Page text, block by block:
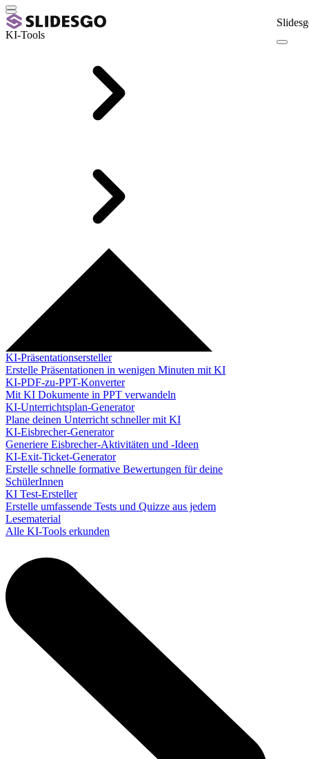
KI-Tools
KI-Präsentationsersteller
Erstelle Präsentationen in wenigen Minuten mit KI
KI-PDF-zu-PPT-Konverter
Mit KI Dokumente in PPT verwandeln
KI-Unterrichtsplan-Generator
Plane deinen Unterricht schneller mit KI
KI-Eisbrecher-Generator
Generiere Eisbrecher-Aktivitäten und -Ideen
KI-Exit-Ticket-Generator
Erstelle schnelle formative Bewertungen für deine
SchülerInnen
KI Test-Ersteller
Erstelle umfassende Tests und Quizze aus jedem
Lesematerial
Alle KI-Tools erkunden